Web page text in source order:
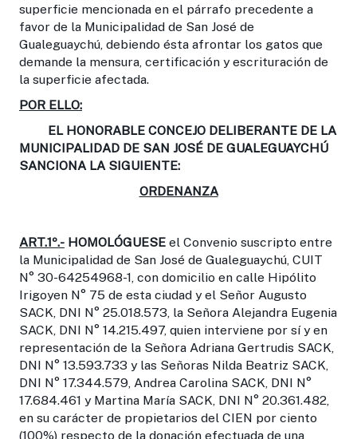
superficie mencionada en el párrafo precedente a
favor de la Municipalidad de San José de
Gualeguaychú, debiendo ésta afrontar los gatos que
demande la mensura, certificación y escrituración de
la superficie afectada.
POR ELLO:
EL HONORABLE CONCEJO DELIBERANTE DE LA
MUNICIPALIDAD DE SAN JOSÉ DE GUALEGUAYCHÚ
SANCIONA LA SIGUIENTE:
ORDENANZA
ART.1º.- HOMOLÓGUESE el Convenio suscripto entre
la Municipalidad de San José de Gualeguaychú, CUIT
N° 30-64254968-1, con domicilio en calle Hipólito
Irigoyen N° 75 de esta ciudad y el Señor Augusto
SACK, DNI N° 25.018.573, la Señora Alejandra Eugenia
SACK, DNI N° 14.215.497, quien interviene por sí y en
representación de la Señora Adriana Gertrudis SACK,
DNI N° 13.593.733 y las Señoras Nilda Beatriz SACK,
DNI N° 17.344.579, Andrea Carolina SACK, DNI N°
17.684.461 y Martina María SACK, DNI N° 20.361.482,
en su carácter de propietarios del CIEN por ciento
(100%) respecto de la donación efectuada de una